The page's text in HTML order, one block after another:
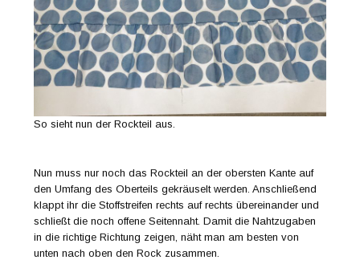
So sieht nun der Rockteil aus.
Nun muss nur noch das Rockteil an der obersten Kante auf
den Umfang des Oberteils gekräuselt werden. Anschließend
klappt ihr die Stoffstreifen rechts auf rechts übereinander und
schließt die noch offene Seitennaht. Damit die Nahtzugaben
in die richtige Richtung zeigen, näht man am besten von
unten nach oben den Rock zusammen.